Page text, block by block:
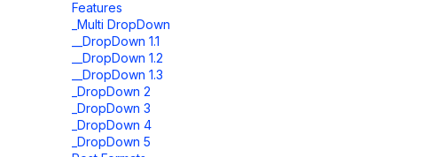
Features
_Multi DropDown
__DropDown 1.1
__DropDown 1.2
__DropDown 1.3
_DropDown 2
_DropDown 3
_DropDown 4
_DropDown 5